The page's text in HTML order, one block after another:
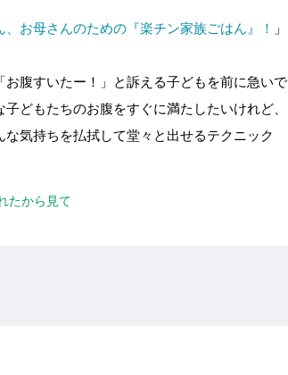
お母さんのための『楽チン家族ごはん』！ 」
腹すいたー！」と訴える子どもを前に急いで
どもたちのお腹をすぐに満たしたいけれど、
気持ちを払拭して堂々と出せるテクニック
たから見て